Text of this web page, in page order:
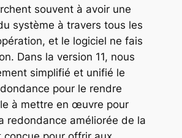
souvent à avoir une
système à travers tous les
et le logiciel ne fais
Dans la version 11, nous
simplifié et unifié le
pour le rendre
à mettre en œuvre pour
redondance améliorée de la